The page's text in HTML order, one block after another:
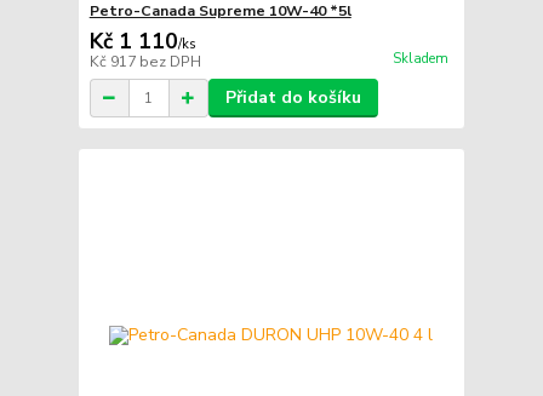
Petro-Canada Supreme 10W-40 *5l
Kč 1 110/ks
Kč 917 bez DPH Skladem
Přidat do košíku